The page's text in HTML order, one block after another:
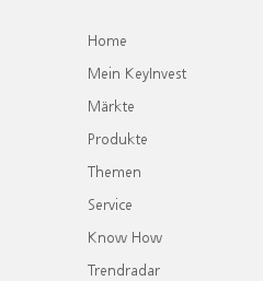
Home
Mein KeyInvest
Märkte
Produkte
Themen
Service
Know How
Trendradar